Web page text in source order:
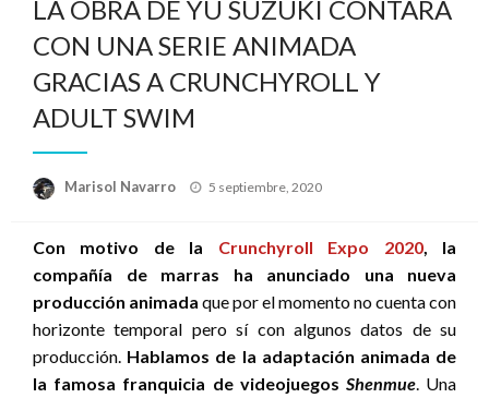
LA OBRA DE YU SUZUKI CONTARÁ
CON UNA SERIE ANIMADA
GRACIAS A CRUNCHYROLL Y
ADULT SWIM
Marisol Navarro
Publicado
5 septiembre, 2020
Con motivo de la Crunchyroll Expo 2020, la
compañía de marras ha anunciado una nueva
producción animada que por el momento no cuenta con
horizonte temporal pero sí con algunos datos de su
producción. Hablamos de la adaptación animada de
la famosa franquicia de videojuegos Shenmue. Una